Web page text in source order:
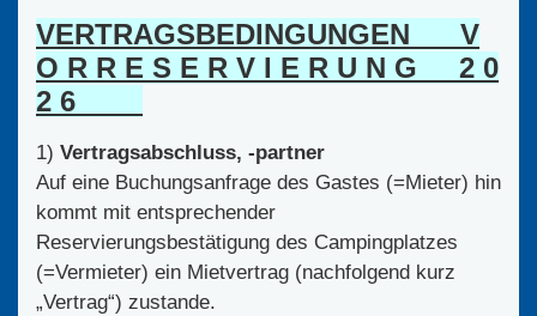
VERTRAGSBEDINGUNGEN V
O R R E S E R V I E R U N G 2 0
2 6
1) Vertragsabschluss, -partner
Auf eine Buchungsanfrage des Gastes (=Mieter) hin
kommt mit entsprechender
Reservierungsbestätigung des Campingplatzes
(=Vermieter) ein Mietvertrag (nachfolgend kurz
„Vertrag“) zustande.